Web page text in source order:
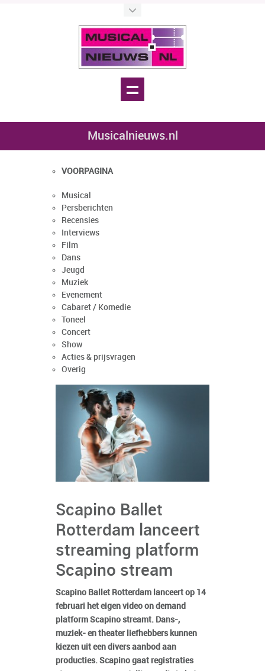
Musicalnieuws.nl
VOORPAGINA
Musical
Persberichten
Recensies
Interviews
Film
Dans
Jeugd
Muziek
Evenement
Cabaret / Komedie
Toneel
Concert
Show
Acties & prijsvragen
Overig
Scapino Ballet
Rotterdam lanceert
streaming platform
Scapino stream
Scapino Ballet Rotterdam lanceert op 14
februari het eigen video on demand
platform Scapino streamt. Dans-,
muziek- en theater liefhebbers kunnen
kiezen uit een divers aanbod aan
producties. Scapino gaat registraties